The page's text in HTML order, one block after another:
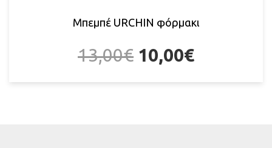
Μπεμπέ URCHIN φόρμακι
13,00€ 10,00€